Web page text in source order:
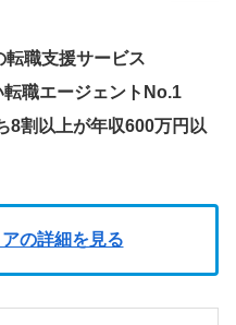
転職支援サービス
転職エージェントNo.1
8割以上が年収600万円以
の詳細を見る